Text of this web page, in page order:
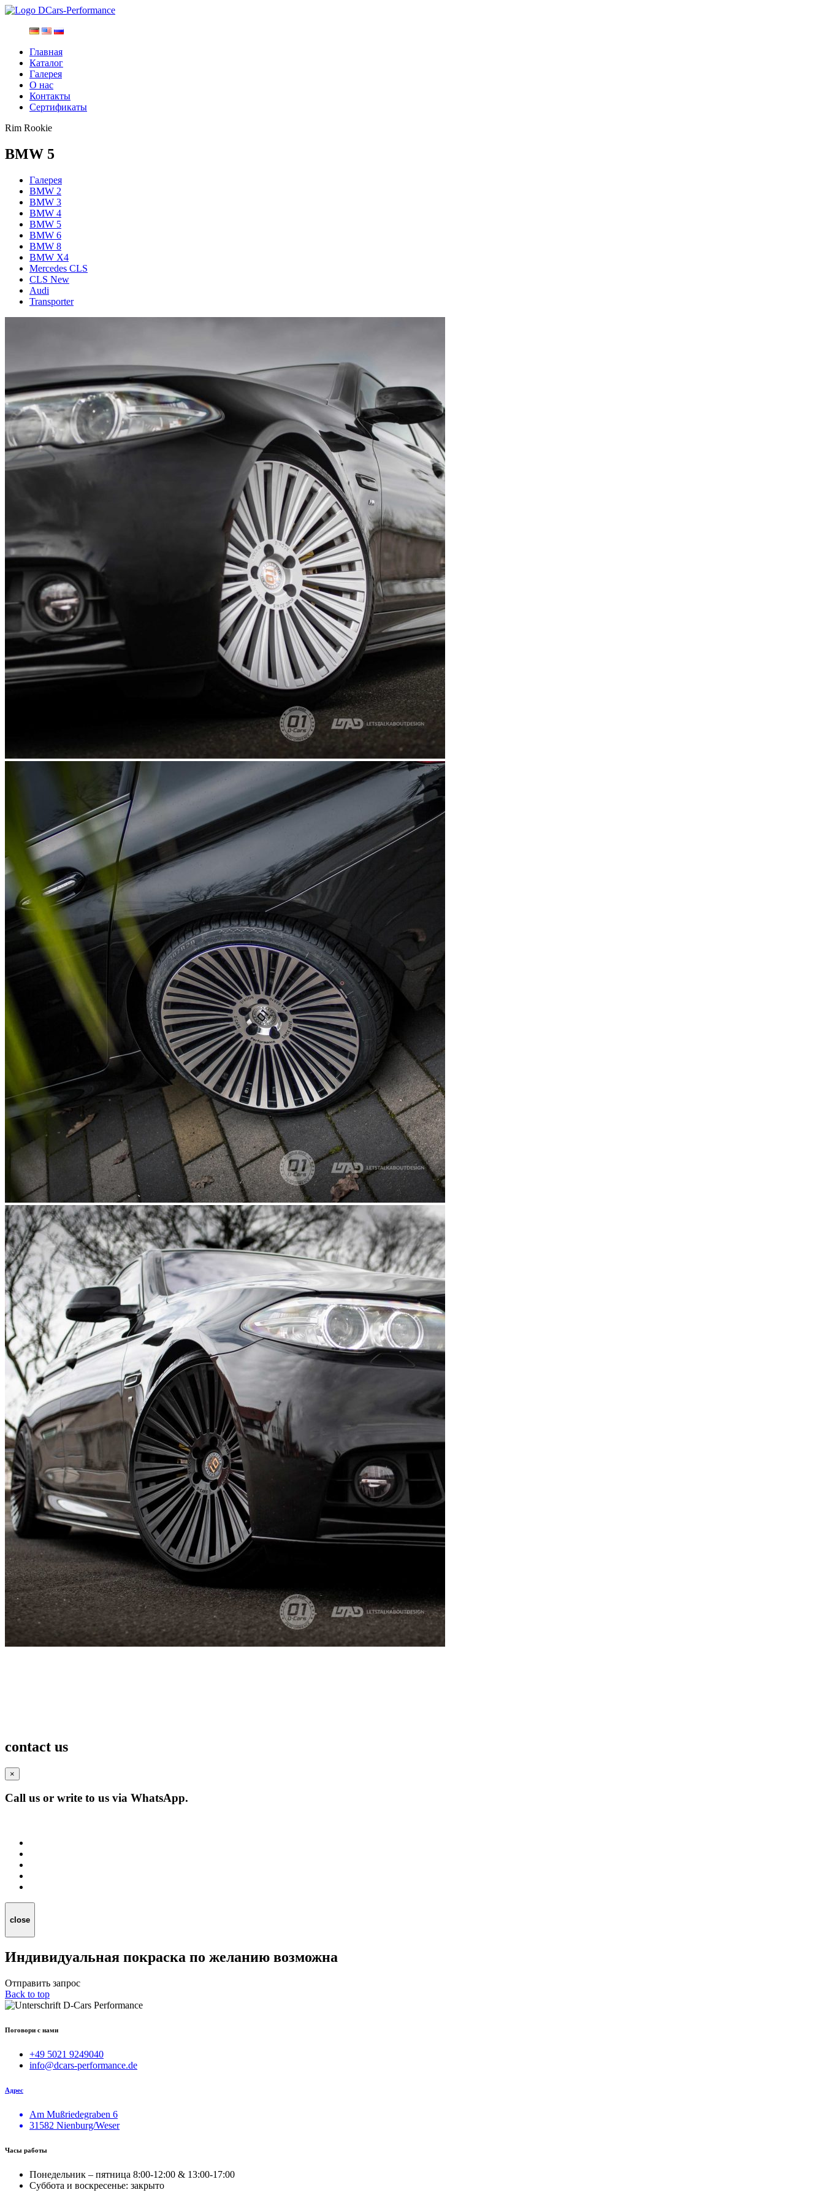
Главная
Каталог
Галерея
О нас
Контакты
Сертификаты
Rim Rookie
BMW 5
Галерея
BMW 2
BMW 3
BMW 4
BMW 5
BMW 6
BMW 8
BMW X4
Mercedes CLS
CLS New
Audi
Transporter
contact us
×
Call us or write to us via WhatsApp.
close
Индивидуальная покраска по желанию возможна
Отправить запрос
Back to top
Поговори с нами
+49 5021 9249040
info@dcars-performance.de
Адрес
Am Mußriedegraben 6
31582 Nienburg/Weser
Часы работы
Понедельник – пятница 8:00-12:00 & 13:00-17:00
Суббота и воскресенье: закрыто